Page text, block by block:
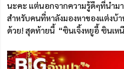
นะคะ แต่นอกจากความรู้ดีๆที่นำม
สำหรับคนที่หาลังมองหาของแต่งบ้
ด้วย! สุดท้ายนี้ “ซินเจิ้งหยูอี้ ซินเห